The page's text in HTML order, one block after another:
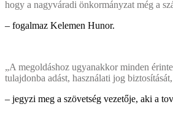
hogy a nagyváradi önkormányzat még a
– fogalmaz Kelemen Hunor.
„A megoldáshoz ugyanakkor minden
tulajdonba adást, használati jog
– jegyzi meg a szövetség vezetője, aki a